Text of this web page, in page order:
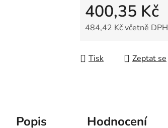
400,35 Kč
484,42 Kč včetně DPH
Tisk
Zeptat se
Popis Hodnocení